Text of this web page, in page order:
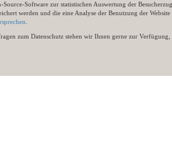
Source-Software zur statistischen Auswertung der
werden und die eine Analyse der Benutzung der
zum Datenschutz stehen wir Ihnen gerne zur